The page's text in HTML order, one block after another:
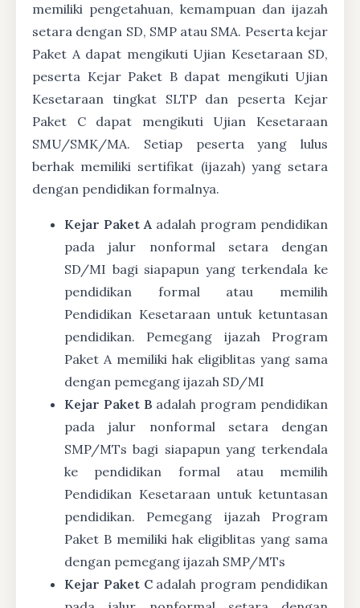
memiliki pengetahuan, kemampuan dan ijazah
setara dengan SD, SMP atau SMA. Peserta kejar
Paket A dapat mengikuti Ujian Kesetaraan SD,
peserta Kejar Paket B dapat mengikuti Ujian
Kesetaraan tingkat SLTP dan peserta Kejar
Paket C dapat mengikuti Ujian Kesetaraan
SMU/SMK/MA. Setiap peserta yang lulus
berhak memiliki sertifikat (ijazah) yang setara
dengan pendidikan formalnya.
Kejar Paket A adalah program pendidikan
pada jalur nonformal setara dengan
SD/MI bagi siapapun yang terkendala ke
pendidikan formal atau memilih
Pendidikan Kesetaraan untuk ketuntasan
pendidikan. Pemegang ijazah Program
Paket A memiliki hak eligiblitas yang sama
dengan pemegang ijazah SD/MI
Kejar Paket B adalah program pendidikan
pada jalur nonformal setara dengan
SMP/MTs bagi siapapun yang terkendala
ke pendidikan formal atau memilih
Pendidikan Kesetaraan untuk ketuntasan
pendidikan. Pemegang ijazah Program
Paket B memiliki hak eligiblitas yang sama
dengan pemegang ijazah SMP/MTs
Kejar Paket Cadalah program pendidikan